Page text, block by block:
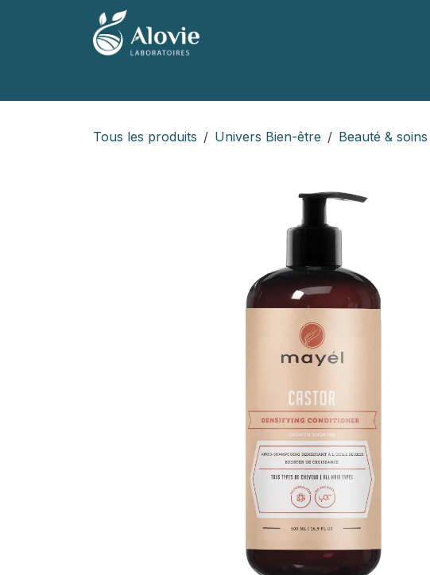
Se rendre au contenu
Tous les produits Univers Bien-être Beauté &